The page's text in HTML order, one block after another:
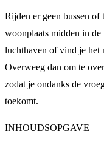
Rijden er geen bussen
woonplaats midden in
luchthaven of vind je het
Overweeg dan om te
zodat je ondanks de
toekomt.
INHOUDSOPGAVE